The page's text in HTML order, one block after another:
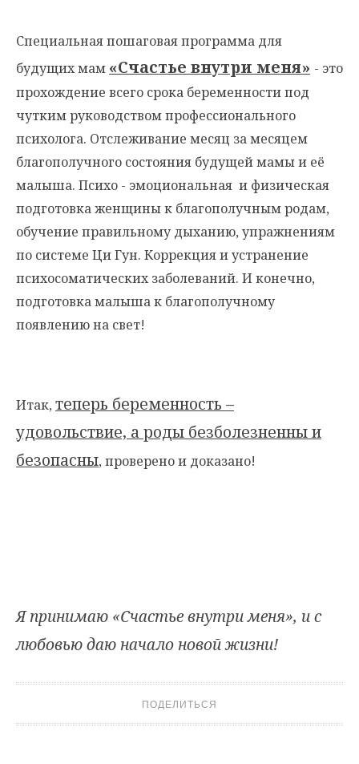
Специальная пошаговая программа для
будущих мам «Счастье внутри меня» - это
прохождение всего срока беременности под
чутким руководством профессионального
психолога. Отслеживание месяц за месяцем
благополучного состояния будущей мамы и её
малыша. Психо - эмоциональная и физическая
подготовка женщины к благополучным родам,
обучение правильному дыханию, упражнениям
по системе Ци Гун. Коррекция и устранение
психосоматических заболеваний. И конечно,
подготовка малыша к благополучному
появлению на свет!
Итак, теперь беременность –
удовольствие, а роды безболезненны и
безопасны, проверено и доказано!
Я принимаю «Счастье внутри меня», и с
любовью даю начало новой жизни!
ПОДЕЛИТЬСЯ